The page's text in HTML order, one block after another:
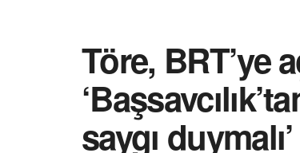
Töre, BRT’ye
saygı duymalı’